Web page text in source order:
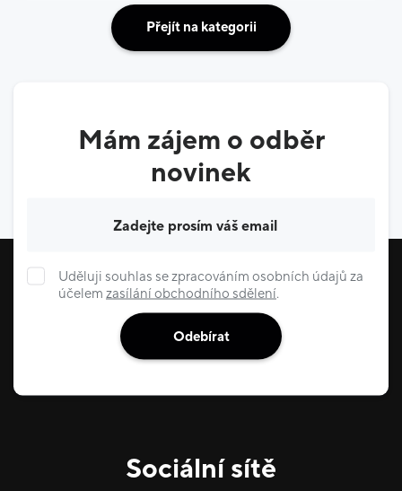
Přejít na kategorii
Mám zájem o odběr
novinek
Uděluji souhlas se zpracováním osobních údajů za
účelem zasílání obchodního sdělení.
Odebírat
Sociální sítě